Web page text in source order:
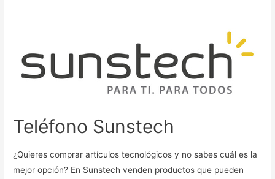
Teléfono Sunstech
¿Quieres comprar artículos tecnológicos y no sabes cuál es la
mejor opción? En Sunstech venden productos que pueden